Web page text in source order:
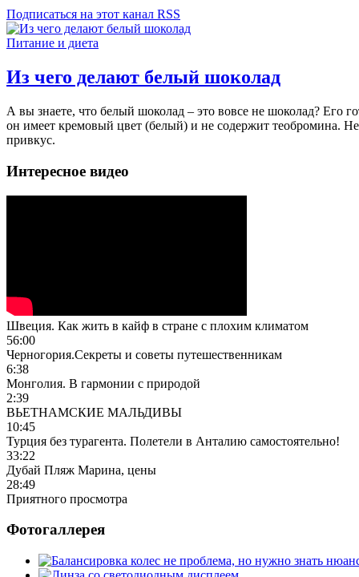
Подписаться на этот канал RSS
Питание и диета
Из чего делают белый шоколад
А вы знаете, что белый шоколад – это вовсе не шоколад? Его
он имеет кремовый цвет (белый) и не содержит теобромина.
привкус.
Интересное видео
Швеция. Как жить в кайф в стране с плохим климатом
56:00
Черногория.Секреты и советы путешественникам
6:38
Монголия. В гармонии с природой
2:39
ВЬЕТНАМСКИЕ МАЛЬДИВЫ
10:45
Турция без турагента. Полетели в Анталию самостоятельно!
33:22
Дубай Пляж Марина, цены
28:49
Приятного просмотра
Фотогаллерея